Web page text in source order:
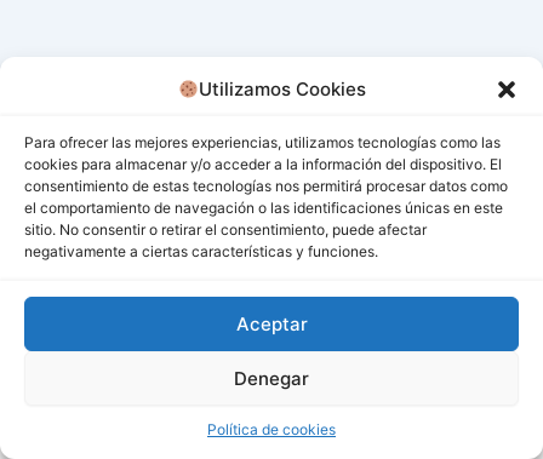
Utilizamos Cookies
Para ofrecer las mejores experiencias, utilizamos tecnologías como las
cookies para almacenar y/o acceder a la información del dispositivo. El
consentimiento de estas tecnologías nos permitirá procesar datos como
el comportamiento de navegación o las identificaciones únicas en este
sitio. No consentir o retirar el consentimiento, puede afectar
negativamente a ciertas características y funciones.
Aceptar
Denegar
Política de cookies
Todos los derechos © 2026 San Miguel De Los Bancos |